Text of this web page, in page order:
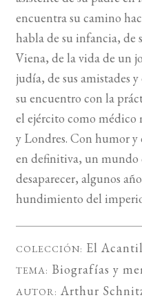
encuentra su camino
habla de su infancia, de
Viena, de la vida de un
judía, de sus amistades
su encuentro con la
el ejército como médico
y Londres. Con humor
en definitiva, un mundo
desaparecer, algunos
hundimiento del
COLECCIÓN: El
TEMA: Biografías y
AUTOR: Arthur